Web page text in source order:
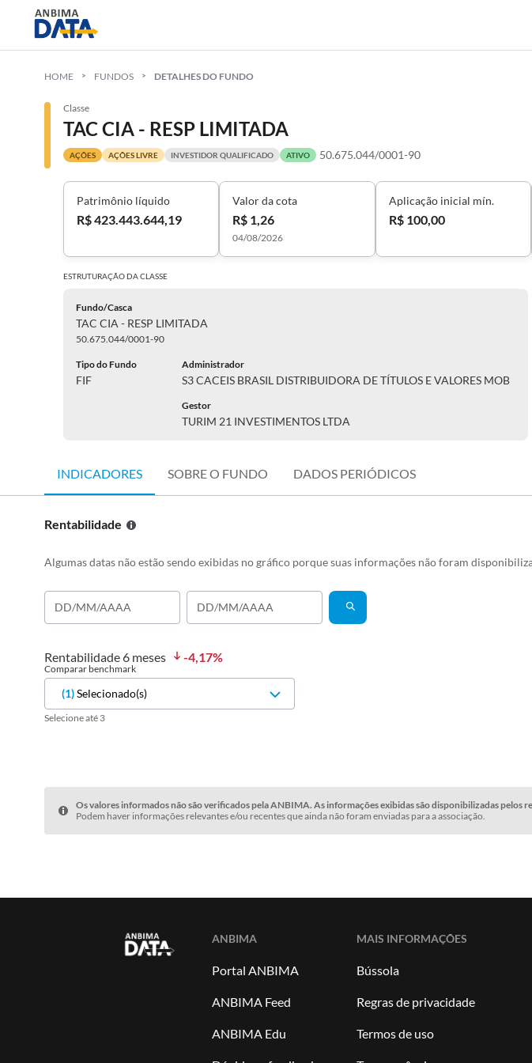
HOME FUNDOS DETALHES DO FUNDO
Classe
TAC CIA - RESP LIMITADA
AÇÕES AÇÕES LIVRE INVESTIDOR QUALIFICADO ATIVO 50.675.044/0001-90
Patrimônio líquido
R$ 423.443.644,19
Valor da cota
R$ 1,26
04/08/2026
Aplicação inicial mín.
R$ 100,00
ESTRUTURAÇÃO DACLASSE
Fundo/Casca
TAC CIA - RESP LIMITADA
50.675.044/0001-90
Tipo do Fundo
FIF
Administrador
S3 CACEIS BRASIL DISTRIBUIDORA DE TÍTULOS E VALORES MOB
Gestor
TURIM 21 INVESTIMENTOS LTDA
INDICADORES SOBRE O FUNDO DADOS PERIÓDICOS
Rentabilidade
Algumas datas não estão sendo exibidas no gráfico porque suas informações não foram
Rentabilidade 6 meses -4,17%
Comparar benchmark
(1)Selecionado(s)
Selecione até 3
Os valores informados não são verificados pela ANBIMA. As informações exibidas são disponibilizadas pelos
Podem haver informações relevantes e/ou recentes que ainda não foram enviadas para a associação.
ANBIMA
Portal ANBIMA
ANBIMA Feed
ANBIMA Edu
MAIS INFORMAÇÕES
Bússola
Regras de privacidade
Termos de uso